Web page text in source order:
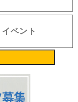
イベント